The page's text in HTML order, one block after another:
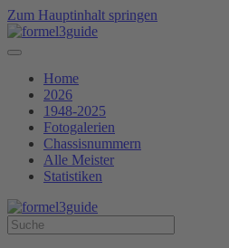
Zum Hauptinhalt springen
Home
2026
1948-2025
Fotogalerien
Chassisnummern
Alle Meister
Statistiken